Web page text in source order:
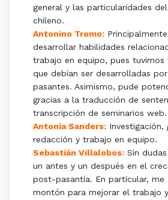
general y las particularidades
chileno.
Antonino Tromo:
desarrollar habilidades
trabajo en equipo, pues tuvimos
que debían ser desarrolladas
pasantes. Asimismo, pude
gracias a la traducción de
transcripción de seminarios web.
Antonia Sanders:Investigación,
redacción y trabajo en equipo.
Sebastián Villalobos:Sin dudas
un antes y un después en el
post-pasantía. En particular, me
montón para mejorar el trabajo